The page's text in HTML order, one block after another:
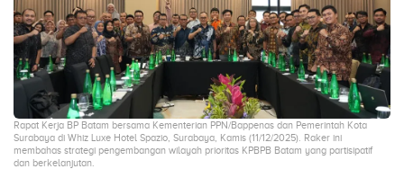
Rapat Kerja BP Batam bersama Kementerian PPN/Bappenas dan Pemerintah Kota
Surabaya di Whiz Luxe Hotel Spazio, Surabaya, Kamis (11/12/2025). Raker ini
membahas strategi pengembangan wilayah prioritas KPBPB Batam yang partisipatif
dan berkelanjutan.